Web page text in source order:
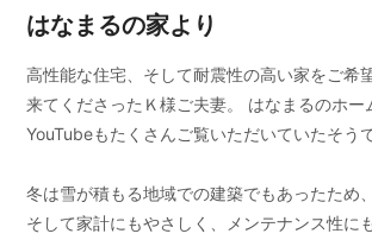
はなまるの家より
高性能な住宅、そして耐震性の高い家をご希
来てくださったＫ様ご夫妻。 はなまるのホー
YouTubeもたくさんご覧いただいていたそうで
冬は雪が積もる地域での建築でもあったため
そして家計にもやさしく、メンテナンス性に